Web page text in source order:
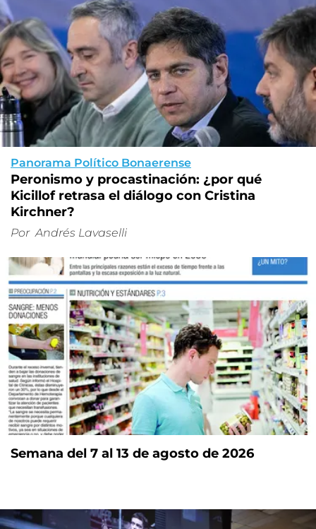
Panorama Político Bonaerense
Peronismo y procastinación: ¿por qué
Kicillof retrasa el diálogo con Cristina
Kirchner?
Por Andrés Lavaselli
Semana del 7 al 13 de agosto de 2026